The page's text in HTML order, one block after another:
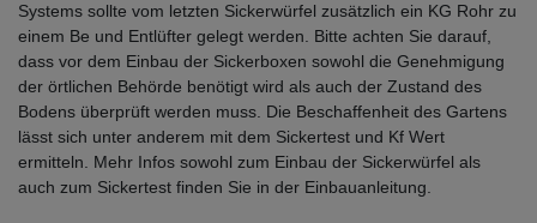
Systems sollte vom letzten Sickerwürfel zusätzlich ein KG Rohr zu
einem Be und Entlüfter gelegt werden. Bitte achten Sie darauf,
dass vor dem Einbau der Sickerboxen sowohl die Genehmigung
der örtlichen Behörde benötigt wird als auch der Zustand des
Bodens überprüft werden muss. Die Beschaffenheit des Gartens
lässt sich unter anderem mit dem Sickertest und Kf Wert
ermitteln. Mehr Infos sowohl zum Einbau der Sickerwürfel als
auch zum Sickertest finden Sie in der Einbauanleitung.